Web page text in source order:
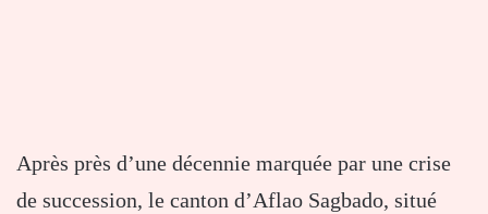
Après près d’une décennie marquée par une crise
de succession, le canton d’Aflao Sagbado, situé